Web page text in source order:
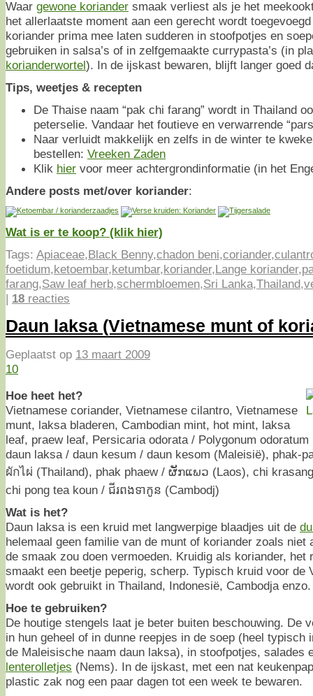
Waar gewone koriander smaak verliest als je het
het allerlaatste moment aan een gerecht wordt
koriander prima mee laten sudderen in stoofpotjes en
gebruiken in salsa’s of in zelfgemaakte currypasta’s (in
korianderwortel). In de ijskast bewaren, blijft langer goed
Tips, weetjes & recepten
De Thaise naam “pak chi farang” wordt in Thailand
peterselie. Vandaar het foutieve en verwarrende
Naar verluidt makkelijk en zelfs in de winter te
bestellen: Vreeken Zaden
Klik hier voor meer achtergrondinformatie (in het
Andere posts met/over koriander:
Wat is er te koop? (klik hier)
Tags: Apiaceae,Black Benny,chadon beni,coriander,
foetidum,ketoembar,ketumbar,koriander,Lange koriander,
farang,Saw leaf herb,schermbloemen,Sri Lanka,Thailand,
| 18 reacties
Daun laksa (Vietnamese munt of
Geplaatst op 13 maart 2009
10
Hoe heet het?
Vietnamese coriander, Vietnamese cilantro, Vietnamese
munt, laksa bladeren, Cambodian mint, hot mint, laksa
leaf, praew leaf, Persicaria odorata / Polygonum
daun laksa / daun kesum / daun kesom (Maleisië), phak-
ผักไผ่ (Thailand), phak phaew / ຜັກແພວ (Laos), chi
chi pong tea koun / ជីរពងទាកូន (Cambodj)
Wat is het?
Daun laksa is een kruid met langwerpige blaadjes uit de
helemaal geen familie van de munt of koriander zoals niet
de smaak zou doen vermoeden. Kruidig als koriander, het
smaakt een beetje peperig, scherp. Typisch kruid voor de
wordt ook gebruikt in Thailand, Indonesië, Cambodja enzo.
Hoe te gebruiken?
De houtige stengels laat je beter buiten beschouwing. De
in hun geheel of in dunne reepjes in de soep (heel typisch
de Maleisische naam daun laksa), in stoofpotjes, salades
lenterolletjes (Nems). In de ijskast, met een nat
plastic zak nog een paar dagen tot een week te bewaren.